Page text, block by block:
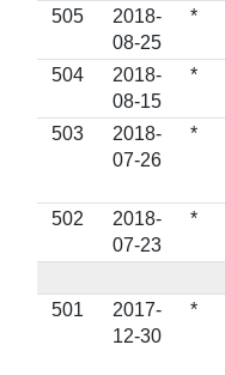
505
2018-
08-25
*
504
2018-
08-15
*
503
2018-
07-26
*
502
2018-
07-23
*
501
2017-
12-30
*